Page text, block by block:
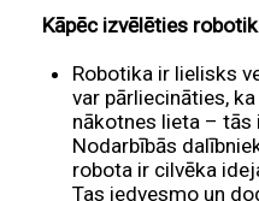
Kāpēc izvēlēties
Robotika ir lielisks
var pārliecināties,
nākotnes lieta – tās
Nodarbībās
robota ir cilvēka
Tas iedvesmo un